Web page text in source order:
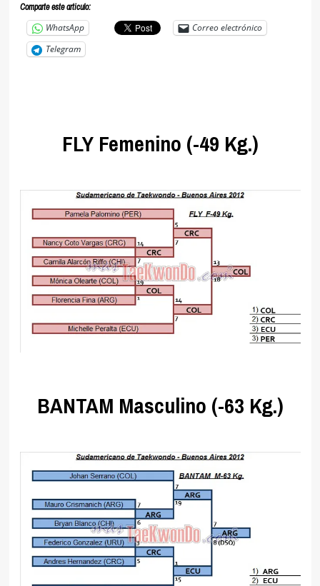
Comparte este articulo:
WhatsApp
Correo electrónico
Telegram
FLY Femenino (-49 Kg.)
BANTAM Masculino (-63 Kg.)